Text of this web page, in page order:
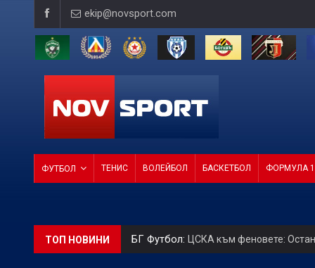
ekip@novsport.com
ФУТБОЛ ТЕНИС ВОЛЕЙБОЛ БАСКЕТБОЛ ФОРМУЛА 1
ТОП НОВИНИ
БГ Футбол: ЦСКА към феновете: